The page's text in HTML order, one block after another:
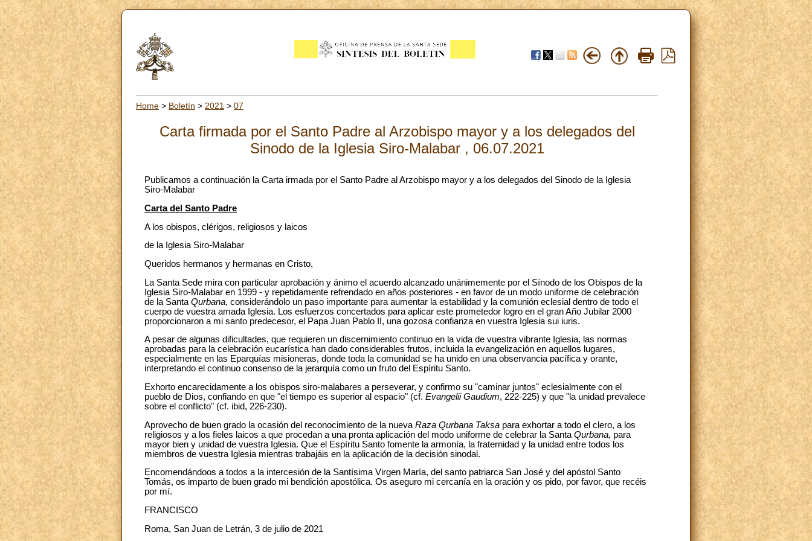
Home > Boletín > 2021 > 07
Carta firmada por el Santo Padre al Arzobispo mayor y a los delegados del
Sinodo de la Iglesia Siro-Malabar , 06.07.2021
Publicamos a continuación la Carta irmada por el Santo Padre al Arzobispo mayor y a los delegados del Sinodo de la Iglesia
Siro-Malabar
Carta del Santo Padre
A los obispos, clérigos, religiosos y laicos
de la Iglesia Siro-Malabar
Queridos hermanos y hermanas en Cristo,
La Santa Sede mira con particular aprobación y ánimo el acuerdo alcanzado unánimemente por el Sínodo de los Obispos de la
Iglesia Siro-Malabar en 1999 - y repetidamente refrendado en años posteriores - en favor de un modo uniforme de celebración
de la Santa Qurbana, considerándolo un paso importante para aumentar la estabilidad y la comunión eclesial dentro de todo el
cuerpo de vuestra amada Iglesia. Los esfuerzos concertados para aplicar este prometedor logro en el gran Año Jubilar 2000
proporcionaron a mi santo predecesor, el Papa Juan Pablo II, una gozosa confianza en vuestra Iglesia sui iuris.
A pesar de algunas dificultades, que requieren un discernimiento continuo en la vida de vuestra vibrante Iglesia, las normas
aprobadas para la celebración eucarística han dado considerables frutos, incluida la evangelización en aquellos lugares,
especialmente en las Eparquías misioneras, donde toda la comunidad se ha unido en una observancia pacífica y orante,
interpretando el continuo consenso de la jerarquía como un fruto del Espíritu Santo.
Exhorto encarecidamente a los obispos siro-malabares a perseverar, y confirmo su "caminar juntos" eclesialmente con el
pueblo de Dios, confiando en que "el tiempo es superior al espacio" (cf. Evangelii Gaudium, 222-225) y que "la unidad prevalece
sobre el conflicto" (cf. ibid, 226-230).
Aprovecho de buen grado la ocasión del reconocimiento de la nueva Raza Qurbana Taksa para exhortar a todo el clero, a los
religiosos y a los fieles laicos a que procedan a una pronta aplicación del modo uniforme de celebrar la Santa Qurbana, para
mayor bien y unidad de vuestra Iglesia. Que el Espíritu Santo fomente la armonía, la fraternidad y la unidad entre todos los
miembros de vuestra Iglesia mientras trabajáis en la aplicación de la decisión sinodal.
Encomendándoos a todos a la intercesión de la Santísima Virgen María, del santo patriarca San José y del apóstol Santo
Tomás, os imparto de buen grado mi bendición apostólica. Os aseguro mi cercanía en la oración y os pido, por favor, que recéis
por mí.
FRANCISCO
Roma, San Juan de Letrán, 3 de julio de 2021